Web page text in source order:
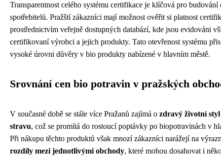
Transparentnost celého systému certifikace je klíčová pro budování
spotřebitelů. Pražští zákazníci mají možnost ověřit si platnost
prostřednictvím veřejně dostupných databází, kde jsou evidováni
certifikovaní výrobci a jejich produkty. Tato otevřenost systému
vysoké úrovni důvěry v bio produkty nabízené v hlavním městě.
Srovnání cen bio potravin v pražských
V současné době se stále více Pražanů zajímá o zdravý životní
stravu, což se promítá do rostoucí poptávky po biopotravinách v
Při nákupu těchto produktů však mnozí zákazníci narážejí na
rozdíly mezi jednotlivými obchody, které mohou dosahovat i